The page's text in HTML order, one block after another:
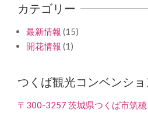
カテゴリー
最新情報 (15)
開花情報 (1)
つくば観光コンベンシ
〒300-3257 茨城県つくば市筑